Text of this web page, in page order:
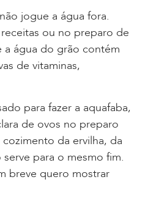
jogue a água fora.
ou no preparo de
a água do grão contém
de vitaminas,
para fazer a aquafaba,
de ovos no preparo
da ervilha, da
para o mesmo fim.
breve quero mostrar